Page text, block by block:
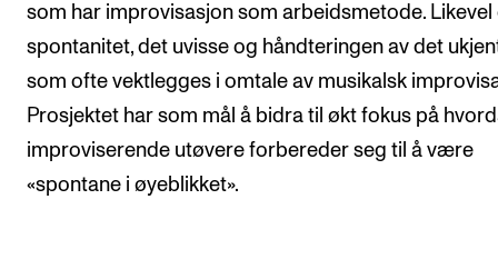
som har improvisasjon som arbeidsmetode. Likevel
spontanitet, det uvisse og håndteringen av det
som ofte vektlegges i omtale av musikalsk
Prosjektet har som mål å bidra til økt fokus på
improviserende utøvere forbereder seg til å være
«spontane i øyeblikket».